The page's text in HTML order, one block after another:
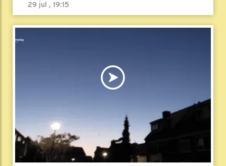
29 jul , 19:15